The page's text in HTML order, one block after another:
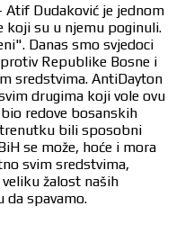
Atif Dudaković je jednom
koji su u njemu poginuli.
Danas smo svjedoci
Republike Bosne i
sredstvima. AntiDayton
drugima koji vole ovu
redove bosanskih
bili sposobni
se može, hoće i mora
svim sredstvima,
žalost naših
da spavamo.